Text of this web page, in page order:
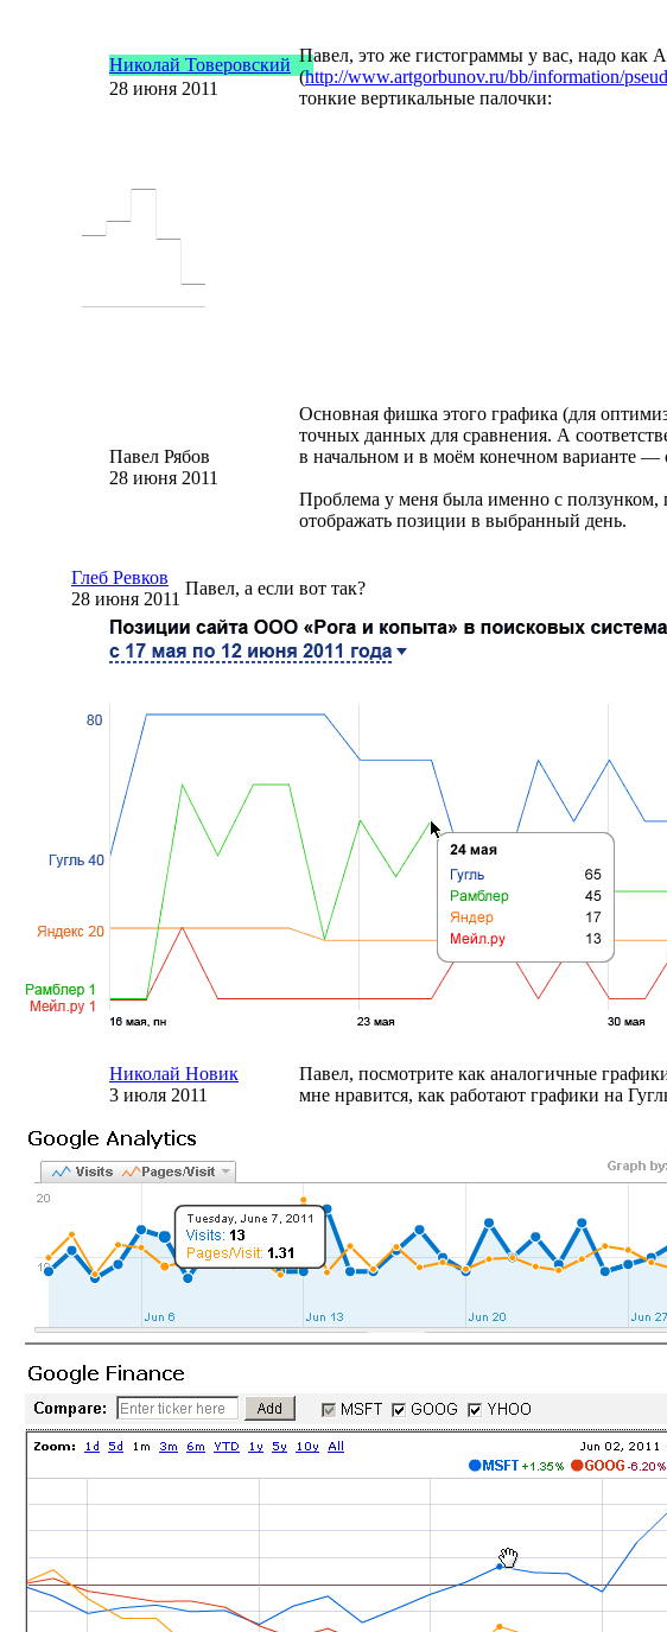
Николай Товеровский
28 июня 2011
Павел, это же гистограммы у вас, надо как
(http://www.artgorbunov.ru/bb/information/
тонкие вертикальные палочки:
Павел Рябов
28 июня 2011
Основная фишка этого графика (для
точных данных для сравнения. А
в начальном и в моём конечном варианте —
Проблема у меня была именно с ползунком,
отображать позиции в выбранный день.
Глеб Ревков
28 июня 2011
Павел, а если вот так?
Николай Новик
3 июля 2011
Павел, посмотрите как аналогичные
мне нравится, как работают графики на